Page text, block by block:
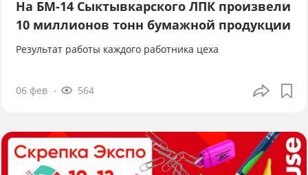
На БМ-14 Сыктывкарского ЛПК произвели
10 миллионов тонн бумажной продукции
Результат работы каждого работника цеха
06 фев 564